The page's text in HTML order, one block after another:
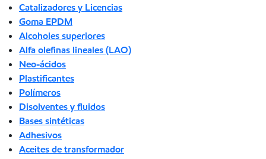
Catalizadores y Licencias
Goma EPDM
Alcoholes superiores
Alfa olefinas lineales (LAO)
Neo-ácidos
Plastificantes
Polímeros
Disolventes y fluidos
Bases sintéticas
Adhesivos
Aceites de transformador